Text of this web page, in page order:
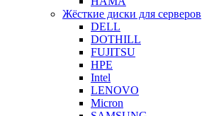
Жёсткие диски для серверов
DELL
DOTHILL
FUJITSU
HPE
Intel
LENOVO
Micron